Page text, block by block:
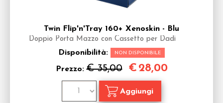
Twin Flip'n'Tray 160+ Xenoskin - Blu
Doppio Porta Mazzo con Cassetto per Dadi
Disponibilità: NON DISPONIBILE
Prezzo:€ 35,00 € 28,00